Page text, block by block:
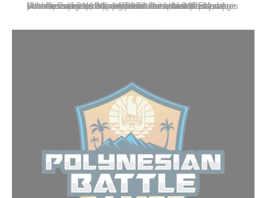
Dans le cadre de son projet éducatif local (PEL), la Ville de Papeete, en partenariat avec l’association Agir pour l’insertion (API), organisait durant les vacances scolaires du 3 au 14 avril 2023 des activités physiques et ludiques en faveur d’enfants des quartiers prioritaires âgés de 6 à 12 ans. Près de 240 enfants, soit une…